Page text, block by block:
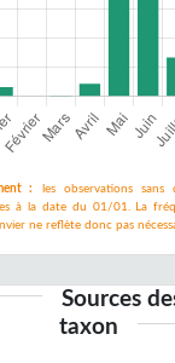
:
les observations sans
à la date du 01/01. La
ne reflète donc pas
Sources
taxon